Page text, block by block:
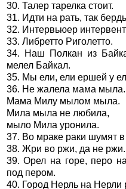
30. Талер тарелка стоит.
31. Идти на рать, так
32. Интервьюер
33. Либретто Риголетто.
34. Наш Полкан из
мелел Байкал.
35. Мы ели, ели ершей у
36. Не жалела мама мыла.
Мама Милу мылом мыла.
Мила мыла не любила,
мыло Мила уронила.
37. Во мраке раки шумят в
38. Жри во ржи, да не ржи.
39. Орел на горе, перо
под пером.
40. Город Нерль на Нерли